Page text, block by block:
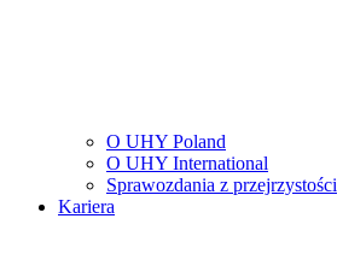
O UHY Poland
O UHY International
Sprawozdania z przejrzystości
Kariera